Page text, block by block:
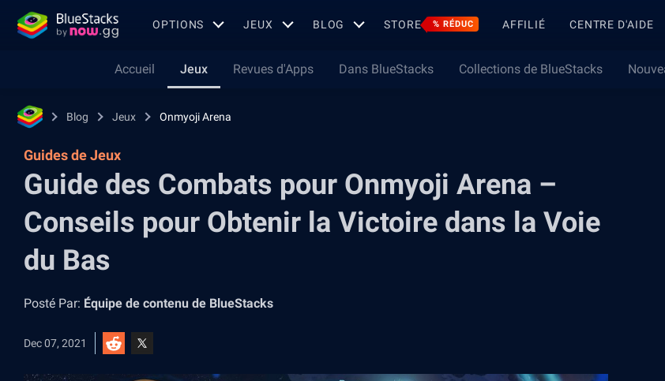
OPTIONS JEUX BLOG STORE % RÉDUC AFFILIÉ CENTRE D'AIDE
Accueil Jeux Revues d'Apps Dans BlueStacks Collections de BlueStacks
Blog Jeux Onmyoji Arena
Guides de Jeux
Guide des Combats pour Onmyoji Arena –
Conseils pour Obtenir la Victoire dans la Voie
du Bas
Posté Par: Équipe de contenu de BlueStacks
Dec 07, 2021